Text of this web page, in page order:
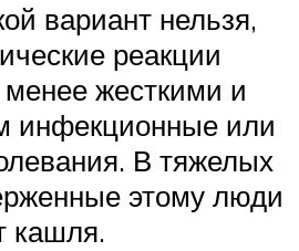
вариант нельзя,
реакции
жесткими и
инфекционные или
В тяжелых
этому люди
кашля.